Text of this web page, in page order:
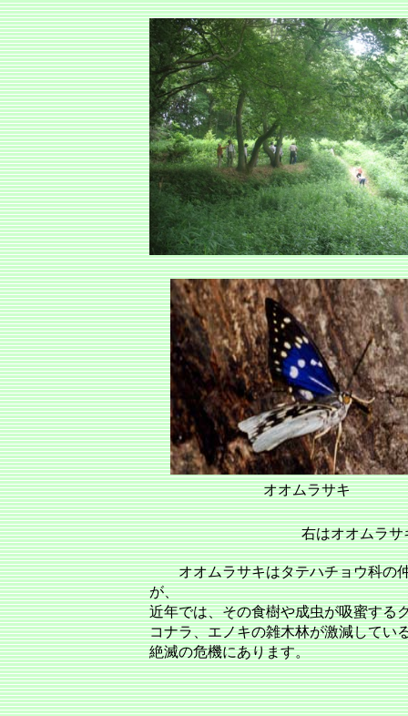
オオムラサキ
右はオオムラサ
オオムラサキはタテハチョウ科の
が、
近年では、その食樹や成虫が吸蜜する
コナラ、エノキの雑木林が激減してい
絶滅の危機にあります。